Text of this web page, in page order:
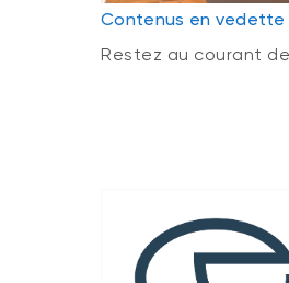
Contenus en vedette
Restez au courant